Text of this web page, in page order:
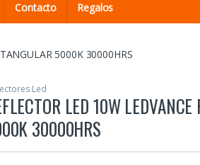
Contacto Regalos
5000K 30000HRS
Led
LED 10W LEDVANCE
30000HRS